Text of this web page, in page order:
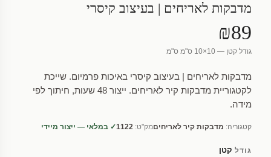
מדבקות לאריחים | בעיצוב קיסרי
₪89
גודל קטן — 10×10 ס"מ ס"מ
מדבקות לאריחים | בעיצוב קיסרי באיכות פרמיום. שייכת
לקטגוריית מדבקות קיר לאריחים. ייצור 48 שעות, חיתוך לפי
מידה.
קטגוריה: מדבקות קיר לאריחיםמק"ט: 1122✓ במלאי — ייצור מיידי
גודל קטן